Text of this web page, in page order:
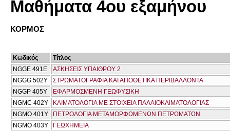
Μαθήματα 4ου εξαμήνου
ΚΟΡΜΟΣ
Κωδικός
Τίτλος
NGGE 491Ε
ΑΣΚΗΣΕΙΣ ΥΠΑΙΘΡΟΥ 2
NGGG 502Y
ΣΤΡΩΜΑΤΟΓΡΑΦΙΑ ΚΑΙ ΑΠΟΘΕΤΙΚΑ ΠΕΡΙΒΑΛΛΟΝΤΑ
NGGP 405Y
ΕΦΑΡΜΟΣΜΕΝΗ ΓΕΩΦΥΣΙΚΗ
NGMC 402Y
ΚΛΙΜΑΤΟΛΟΓΙΑ ΜΕ ΣΤΟΙΧΕΙΑ ΠΑΛΑΙΟΚΛΙΜΑΤΟΛΟΓΙΑΣ
NGMO 401Y
ΠΕΤΡΟΛΟΓΙΑ ΜΕΤΑΜΟΡΦΩΜΕΝΩΝ ΠΕΤΡΩΜΑΤΩΝ
NGMO 403Y
ΓΕΩΧΗΜΕΙΑ